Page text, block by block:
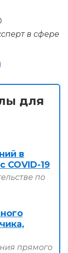
в сфере
для
в
COVID-19
по
прямого